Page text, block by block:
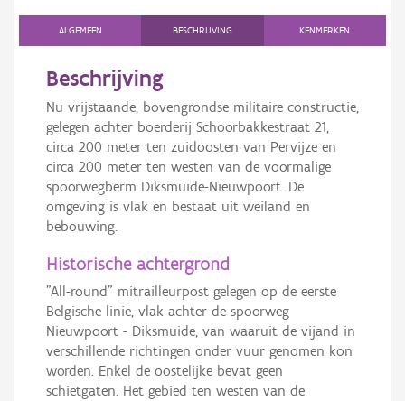
ALGEMEEN BESCHRIJVING KENMERKEN
Beschrijving
Nu vrijstaande, bovengrondse militaire constructie,
gelegen achter boerderij Schoorbakkestraat 21,
circa 200 meter ten zuidoosten van Pervijze en
circa 200 meter ten westen van de voormalige
spoorwegberm Diksmuide-Nieuwpoort. De
omgeving is vlak en bestaat uit weiland en
bebouwing.
Historische achtergrond
"All-round" mitrailleurpost gelegen op de eerste
Belgische linie, vlak achter de spoorweg
Nieuwpoort - Diksmuide, van waaruit de vijand in
verschillende richtingen onder vuur genomen kon
worden. Enkel de oostelijke bevat geen
schietgaten. Het gebied ten westen van de